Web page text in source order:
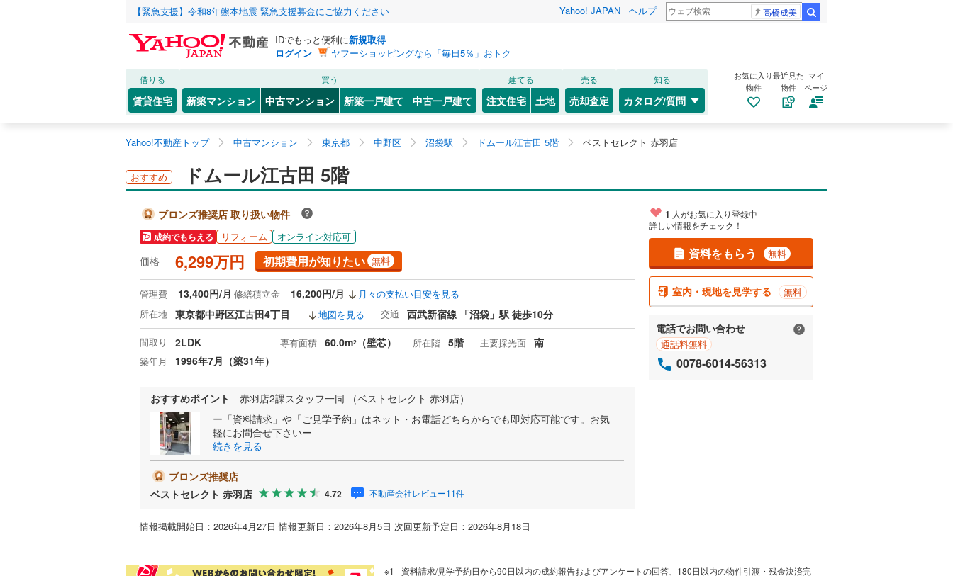
【緊急支援】令和8年熊本地震 緊急支援募金にご協力ください Yahoo! JAPAN ヘルプ 高橋成美
IDでもっと便利に新規取得
ログイン
ヤフーショッピングなら「毎日5％」おトク
借りる
賃貸住宅
買う
新築マンション 中古マンション 新築一戸建て 中古一戸建て
建てる
注文住宅 土地
売る
売却査定
知る
カタログ/質問
お気に入り
物件
最近見た
物件
マイ
ページ
Yahoo!不動産トップ 中古マンション 東京都 中野区 沼袋駅 ドムール江古田 5階 ベストセレクト 赤羽店
おすすめ ドムール江古田 5階
ブロンズ推奨店 取り扱い物件
成約でもらえる リフォーム オンライン対応可
価格 6,299万円 初期費用が知りたい 無料
管理費 13,400円/月 修繕積立金 16,200円/月
月々の支払い目安を見る
所在地 東京都中野区江古田4丁目 地図を見る 交通 西武新宿線 「沼袋」駅 徒歩10分
間取り 2LDK 専有面積 60.0m2 （壁芯） 所在階 5階 主要採光面 南
築年月 1996年7月（築31年）
おすすめポイント
赤羽店2課スタッフ一同 （ベストセレクト 赤羽店）
ー「資料請求」や「ご見学予約」はネット・お電話どちらからでも即対応可能です。お気
軽にお問合せ下さいー
続きを見る
ブロンズ推奨店
ベストセレクト 赤羽店
4.72 不動産会社レビュー11件
情報掲載開始日：2026年4月27日 情報更新日：2026年8月5日 次回更新予定日：2026年8月18日
1 人がお気に入り登録中
詳しい情報をチェック！
資料をもらう 無料
室内・現地を見学する 無料
電話でお問い合わせ
通話料無料
0078-6014-56313
資料請求/見学予約日から90日以内の成約報告およびアンケートの回答、180日以内の物件引渡・残金決済完